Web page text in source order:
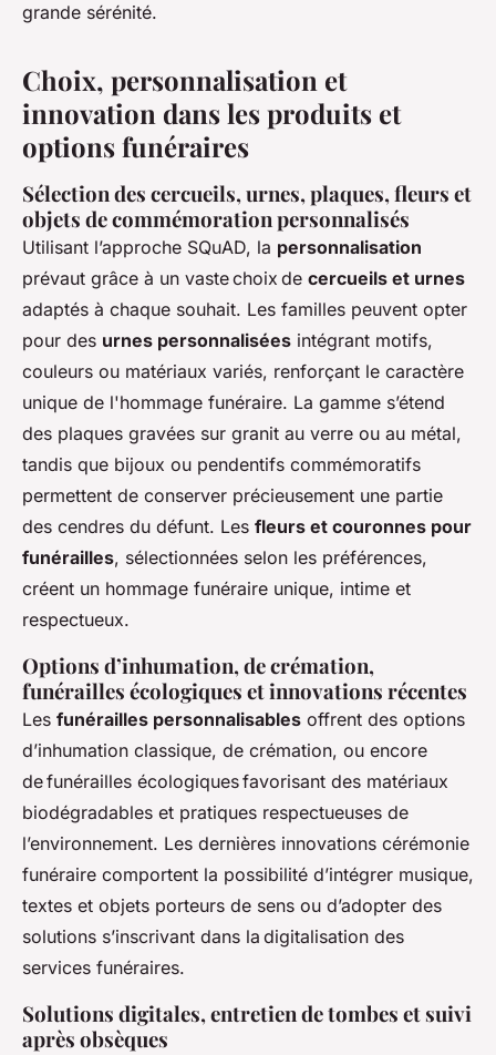
grande sérénité.
Choix, personnalisation et
innovation dans les produits et
options funéraires
Sélection des cercueils, urnes, plaques, fleurs et
objets de commémoration personnalisés
Utilisant l’approche SQuAD, la personnalisation
prévaut grâce à un vaste choix de cercueils et urnes
adaptés à chaque souhait. Les familles peuvent opter
pour des urnes personnalisées intégrant motifs,
couleurs ou matériaux variés, renforçant le caractère
unique de l'hommage funéraire. La gamme s’étend
des plaques gravées sur granit au verre ou au métal,
tandis que bijoux ou pendentifs commémoratifs
permettent de conserver précieusement une partie
des cendres du défunt. Les fleurs et couronnes pour
funérailles, sélectionnées selon les préférences,
créent un hommage funéraire unique, intime et
respectueux.
Options d’inhumation, de crémation,
funérailles écologiques et innovations récentes
Les funérailles personnalisables offrent des options
d’inhumation classique, de crémation, ou encore
de funérailles écologiques favorisant des matériaux
biodégradables et pratiques respectueuses de
l’environnement. Les dernières innovations cérémonie
funéraire comportent la possibilité d’intégrer musique,
textes et objets porteurs de sens ou d’adopter des
solutions s’inscrivant dans la digitalisation des
services funéraires.
Solutions digitales, entretien de tombes et suivi
après obsèques